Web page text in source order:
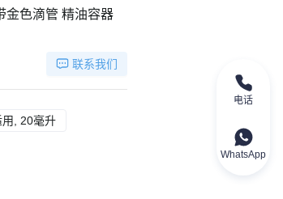
金色滴管 精油容器
联系我们
毫升
用, 20毫升
电话
WhatsApp